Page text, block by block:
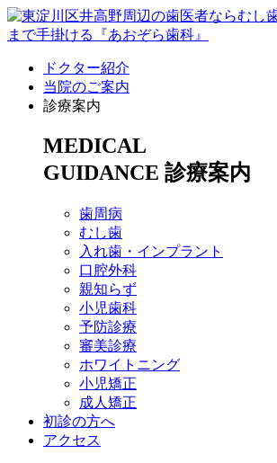
ドクター紹介
当院のご案内
診療案内
MEDICAL
GUIDANCE 診療案内
歯周病
むし歯
入れ歯・インプラント
口腔外科
親知らず
小児歯科
予防診療
審美診療
ホワイトニング
小児矯正
成人矯正
初診の方へ
アクセス